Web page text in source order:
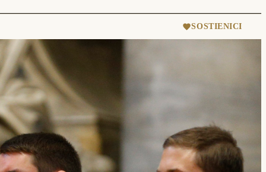
SOSTIENICI